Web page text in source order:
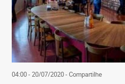
04:00 - 20/07/2020- Compartilhe